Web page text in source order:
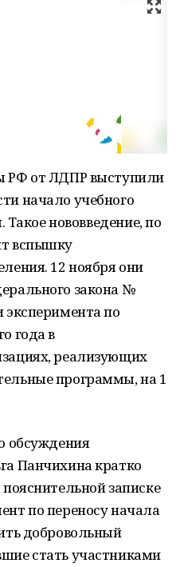
РФ от ЛДПР выступили
начало учебного
Такое нововведение, по
вспышку
12 ноября они
закона №
эксперимента по
года в
реализующих
программы, на 1
обсуждения
Панчихина кратко
записке
по переносу начала
добровольный
стать участниками